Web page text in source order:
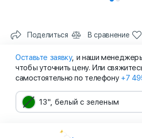
Поделиться В сравнение
Оставьте заявку, и наши
чтобы уточнить цену. Или
самостоятельно по телефону +7
13", белый с зеленым